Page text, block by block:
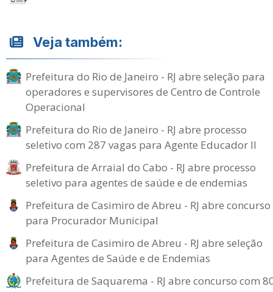
Veja também:
Prefeitura do Rio de Janeiro - RJ abre seleção para
operadores e supervisores de Centro de Controle
Operacional
Prefeitura do Rio de Janeiro - RJ abre processo
seletivo com 287 vagas para Agente Educador II
Prefeitura de Arraial do Cabo - RJ abre processo
seletivo para agentes de saúde e de endemias
Prefeitura de Casimiro de Abreu - RJ abre concurso
para Procurador Municipal
Prefeitura de Casimiro de Abreu - RJ abre seleção
para Agentes de Saúde e de Endemias
Prefeitura de Saquarema - RJ abre concurso com